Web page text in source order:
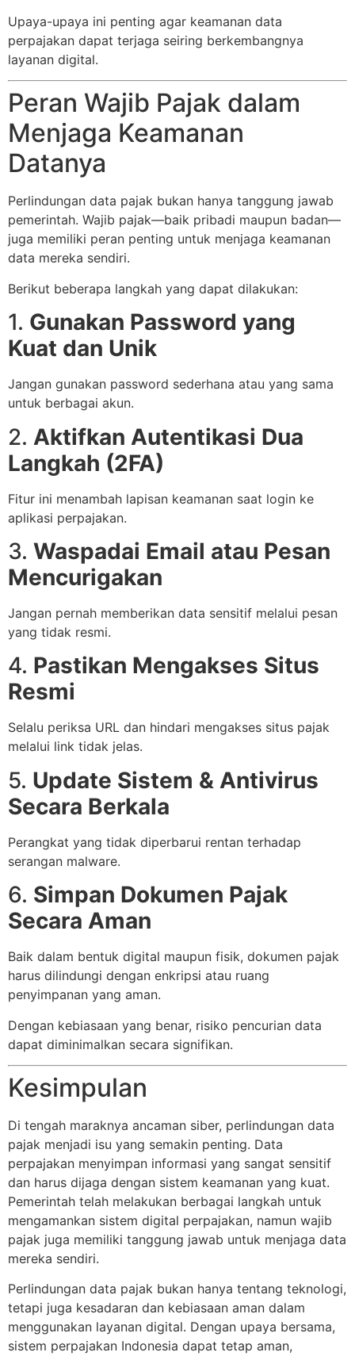
Upaya-upaya ini penting agar keamanan data
perpajakan dapat terjaga seiring berkembangnya
layanan digital.
Peran Wajib Pajak dalam
Menjaga Keamanan
Datanya
Perlindungan data pajak bukan hanya tanggung jawab
pemerintah. Wajib pajak—baik pribadi maupun badan—
juga memiliki peran penting untuk menjaga keamanan
data mereka sendiri.
Berikut beberapa langkah yang dapat dilakukan:
1. Gunakan Password yang
Kuat dan Unik
Jangan gunakan password sederhana atau yang sama
untuk berbagai akun.
2. Aktifkan Autentikasi Dua
Langkah (2FA)
Fitur ini menambah lapisan keamanan saat login ke
aplikasi perpajakan.
3. Waspadai Email atau Pesan
Mencurigakan
Jangan pernah memberikan data sensitif melalui pesan
yang tidak resmi.
4. Pastikan Mengakses Situs
Resmi
Selalu periksa URL dan hindari mengakses situs pajak
melalui link tidak jelas.
5. Update Sistem & Antivirus
Secara Berkala
Perangkat yang tidak diperbarui rentan terhadap
serangan malware.
6. Simpan Dokumen Pajak
Secara Aman
Baik dalam bentuk digital maupun fisik, dokumen pajak
harus dilindungi dengan enkripsi atau ruang
penyimpanan yang aman.
Dengan kebiasaan yang benar, risiko pencurian data
dapat diminimalkan secara signifikan.
Kesimpulan
Di tengah maraknya ancaman siber, perlindungan data
pajak menjadi isu yang semakin penting. Data
perpajakan menyimpan informasi yang sangat sensitif
dan harus dijaga dengan sistem keamanan yang kuat.
Pemerintah telah melakukan berbagai langkah untuk
mengamankan sistem digital perpajakan, namun wajib
pajak juga memiliki tanggung jawab untuk menjaga data
mereka sendiri.
Perlindungan data pajak bukan hanya tentang teknologi,
tetapi juga kesadaran dan kebiasaan aman dalam
menggunakan layanan digital. Dengan upaya bersama,
sistem perpajakan Indonesia dapat tetap aman,